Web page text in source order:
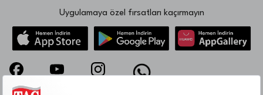
Uygulamaya özel fırsatları kaçırmayın